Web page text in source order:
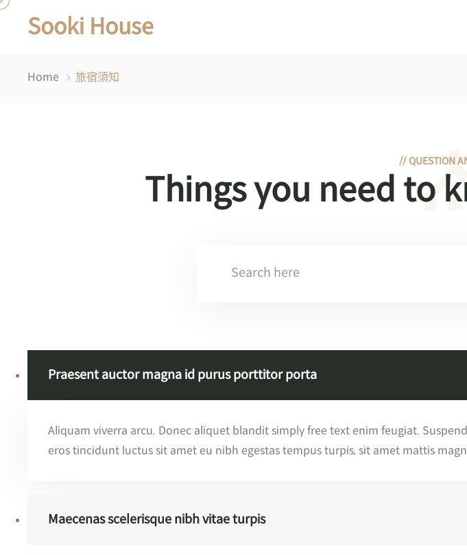
Sooki House
Home 旅宿須知
// QUESTION
Things you need to
Praesent auctor magna id purus porttitor porta
Aliquam viverra arcu. Donec aliquet blandit simply free text enim feugiat.
eros tincidunt luctus sit amet eu nibh egestas tempus turpis, sit amet mattis
Maecenas scelerisque nibh vitae turpis